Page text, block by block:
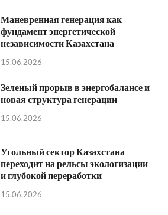
Маневренная генерация как
фундамент энергетической
независимости Казахстана
15.06.2026
Зеленый прорыв в энергобалансе и
новая структура генерации
15.06.2026
Угольный сектор Казахстана
переходит на рельсы экологизации
и глубокой переработки
15.06.2026